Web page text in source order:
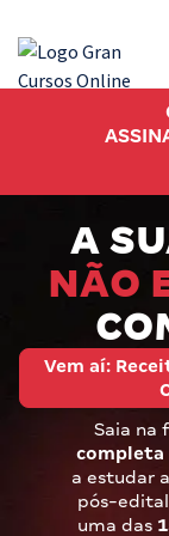
A
NÃO
Vem aí:
Saia na
completa
a estudar
pós-
uma das
Acesso a todos os
Ordem, até você
Residências
Preparação
residências em
Concursos
Assinatura
Cursos 20% OFF